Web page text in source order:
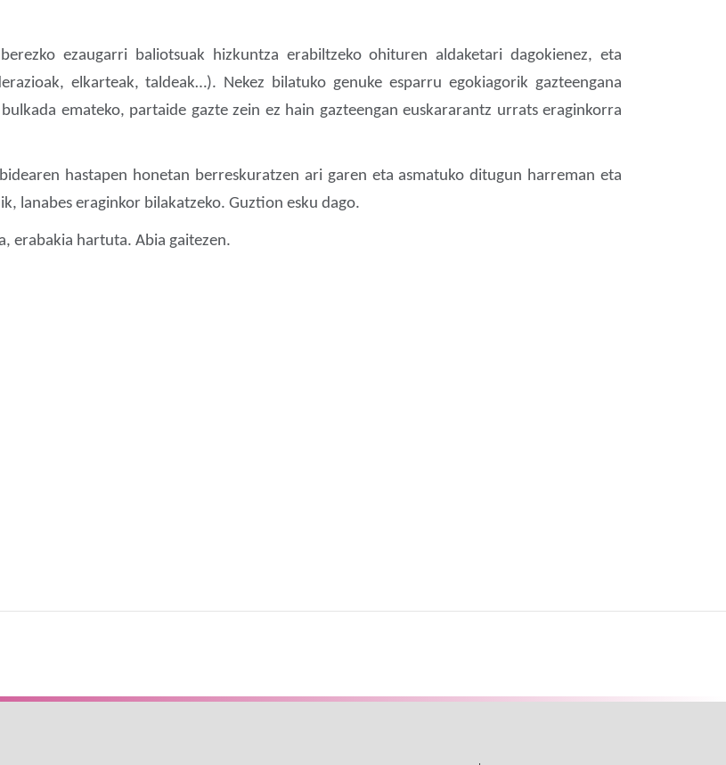
ezaugarri baliotsuak hizkuntza erabiltzeko ohituren aldaketari dagokienez, eta
elkarteak, taldeak…). Nekez bilatuko genuke esparru egokiagorik gazteengana
emateko, partaide gazte zein ez hain gazteengan euskararantz urrats eraginkorra
hastapen honetan berreskuratzen ari garen eta asmatuko ditugun harreman eta
lanabes eraginkor bilakatzeko. Guztion esku dago.
erabakia hartuta. Abia gaitezen.